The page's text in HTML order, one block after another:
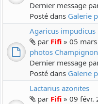
Dernier message
Posté dans Galerie
Agaricus impudicus
par Fifi » 05
photos
Dernier message
Posté dans Galerie
Lactarius azonites
par Fifi » 09 févr.